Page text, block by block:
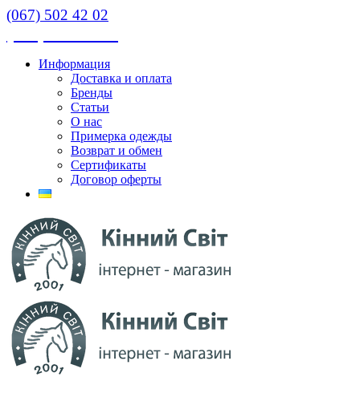
(067) 502 42 02
Информация
Доставка и оплата
Бренды
Статьи
О нас
Примерка одежды
Возврат и обмен
Сертификаты
Договор оферты